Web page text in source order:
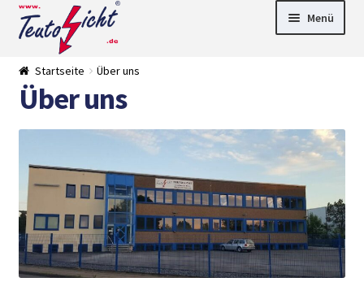
Zur
Navigation
springen
Springe
zum
Menü
Deckenleuch
►
Außenleucht
en
► LED
Streifen
► Zubehör
►
Leuchtmittel
►
Versandarten
► Zahlarten
Startseite Über uns
Über uns